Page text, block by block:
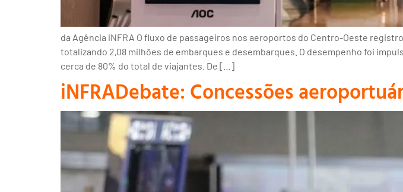
da Agência iNFRA O fluxo de passageiros nos aeroportos do Centro-Oeste
totalizando 2,08 milhões de embarques e desembarques. O desempenho foi
cerca de 80% do total de viajantes. De […]
iNFRADebate: Concessões